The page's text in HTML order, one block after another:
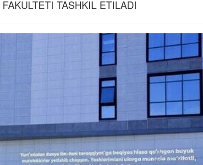
TASHKIL ETILADI